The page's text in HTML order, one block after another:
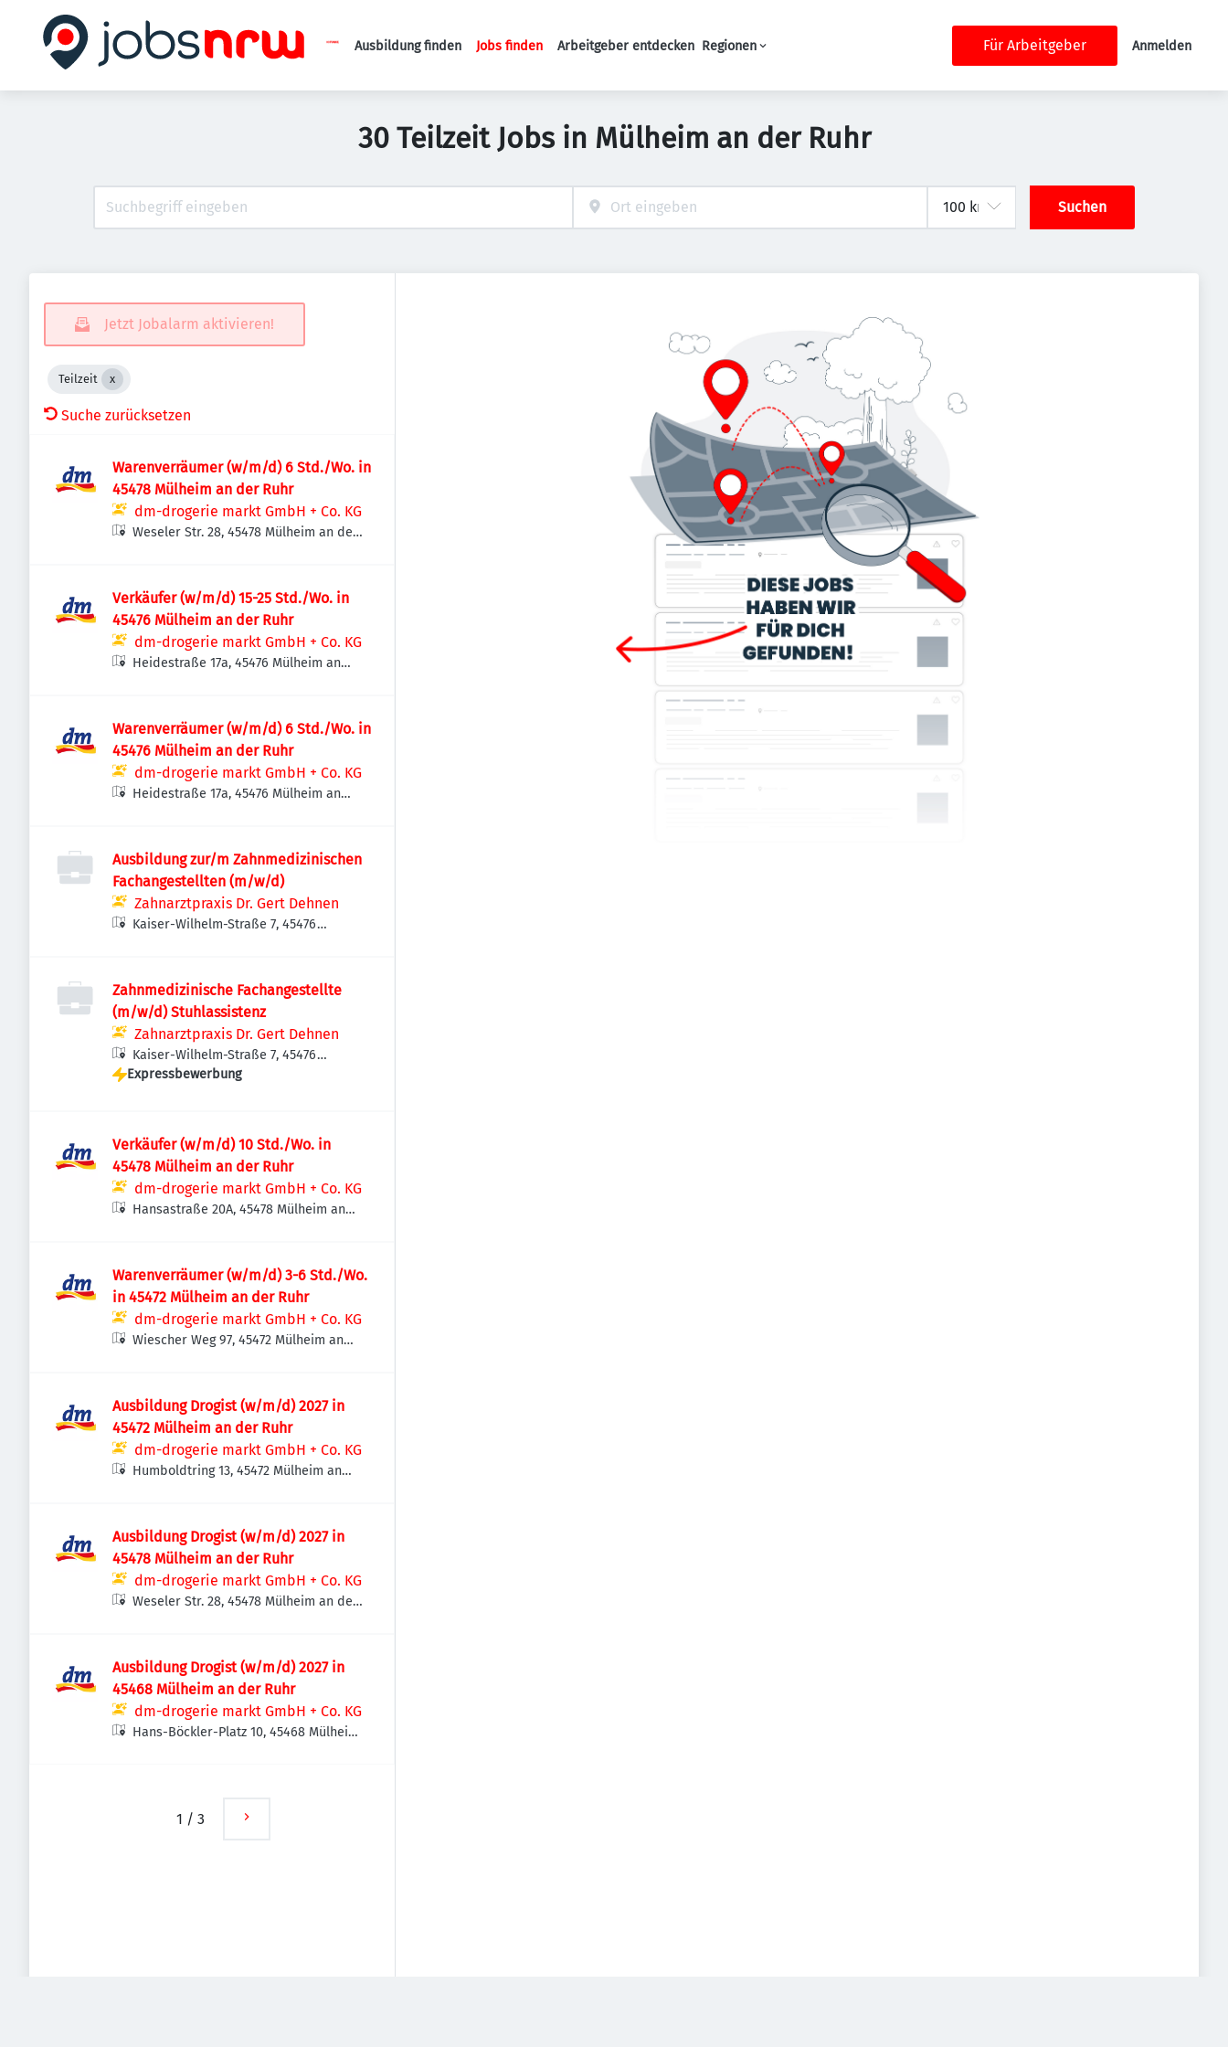
Haupt-Navigation
Ausbildung finden Jobs finden Arbeitgeber entdecken Regionen Für Arbeitgeber Anmelden
30 Teilzeit Jobs in Mülheim an der Ruhr
Suchen
Jetzt Jobalarm aktivieren!
Teilzeit
Suche zurücksetzen
Warenverräumer (w/m/d) 6 Std./Wo. in
45478 Mülheim an der Ruhr
dm-drogerie markt GmbH + Co. KG
Weseler Str. 28, 45478 Mülheim an der
Verkäufer (w/m/d) 15-25 Std./Wo. in
45476 Mülheim an der Ruhr
dm-drogerie markt GmbH + Co. KG
Heidestraße 17a, 45476 Mülheim an
Warenverräumer (w/m/d) 6 Std./Wo. in
45476 Mülheim an der Ruhr
dm-drogerie markt GmbH + Co. KG
Heidestraße 17a, 45476 Mülheim an
Ausbildung zur/m Zahnmedizinischen
Fachangestellten (m/w/d)
Zahnarztpraxis Dr. Gert Dehnen
Kaiser-Wilhelm-Straße 7, 45476
Zahnmedizinische Fachangestellte
(m/w/d) Stuhlassistenz
Zahnarztpraxis Dr. Gert Dehnen
Kaiser-Wilhelm-Straße 7, 45476
Mülheim an der Ruhr, Deutschland
Expressbewerbung
Verkäufer (w/m/d) 10 Std./Wo. in
45478 Mülheim an der Ruhr
dm-drogerie markt GmbH + Co. KG
Hansastraße 20A, 45478 Mülheim an
Warenverräumer (w/m/d) 3-6 Std./Wo.
in 45472 Mülheim an der Ruhr
dm-drogerie markt GmbH + Co. KG
Wiescher Weg 97, 45472 Mülheim an
Ausbildung Drogist (w/m/d) 2027 in
45472 Mülheim an der Ruhr
dm-drogerie markt GmbH + Co. KG
Humboldtring 13, 45472 Mülheim an
Ausbildung Drogist (w/m/d) 2027 in
45478 Mülheim an der Ruhr
dm-drogerie markt GmbH + Co. KG
Weseler Str. 28, 45478 Mülheim an der
Ausbildung Drogist (w/m/d) 2027 in
45468 Mülheim an der Ruhr
dm-drogerie markt GmbH + Co. KG
Hans-Böckler-Platz 10, 45468 Mülheim
1 / 3